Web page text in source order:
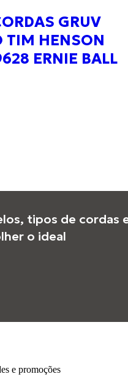
GRUV
TIM HENSON
ERNIE BALL
tipos de cordas
o ideal
e promoções